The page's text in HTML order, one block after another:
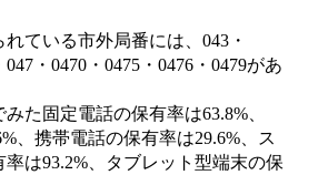
ている市外局番には、043・
047・0470・0475・0476・0479があ
た固定電話の保有率は63.8%、
、携帯電話の保有率は29.6%、ス
は93.2%、タブレット型端末の保